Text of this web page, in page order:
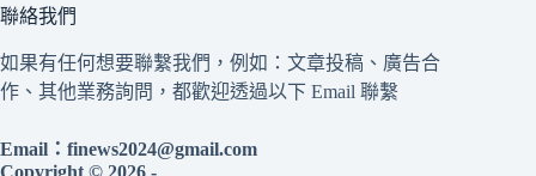
聯絡我們
如果有任何想要聯繫我們，例如：文章投稿、廣告合
作、其他業務詢問，都歡迎透過以下 Email 聯繫
Email： finews2024@gmail.com
Copyright © 2026 -